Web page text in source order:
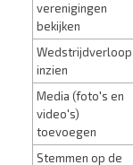
verenigingen
bekijken
Wedstrijdverloop
inzien
Media (foto's en
video's)
toevoegen
Stemmen op de